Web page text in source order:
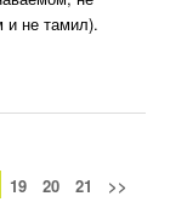
и не тамил).
19 20 21 >>